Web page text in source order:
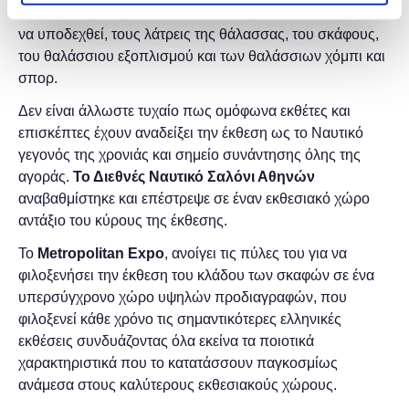
να υποδεχθεί, τους λάτρεις της θάλασσας, του σκάφους,
του θαλάσσιου εξοπλισμού και των θαλάσσιων χόμπι και
σπορ.
Δεν είναι άλλωστε τυχαίο πως ομόφωνα εκθέτες και
επισκέπτες έχουν αναδείξει την έκθεση ως το Ναυτικό
γεγονός της χρονιάς και σημείο συνάντησης όλης της
αγοράς. Το Διεθνές Ναυτικό Σαλόνι Αθηνών
αναβαθμίστηκε και επέστρεψε σε έναν εκθεσιακό χώρο
αντάξιο του κύρους της έκθεσης.
Το Metropolitan Expo, ανοίγει τις πύλες του για να
φιλοξενήσει την έκθεση του κλάδου των σκαφών σε ένα
υπερσύγχρονο χώρο υψηλών προδιαγραφών, που
φιλοξενεί κάθε χρόνο τις σημαντικότερες ελληνικές
εκθέσεις συνδυάζοντας όλα εκείνα τα ποιοτικά
χαρακτηριστικά που το κατατάσσουν παγκοσμίως
ανάμεσα στους καλύτερους εκθεσιακούς χώρους.